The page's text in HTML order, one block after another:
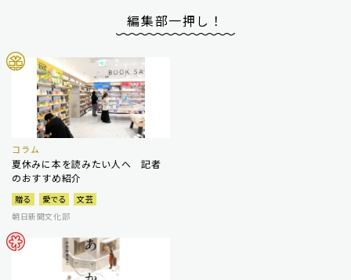
編集部一押し！
コラム
夏休みに本を読みたい人へ 記者
のおすすめ紹介
贈る 愛でる
文芸
朝日新聞文化部